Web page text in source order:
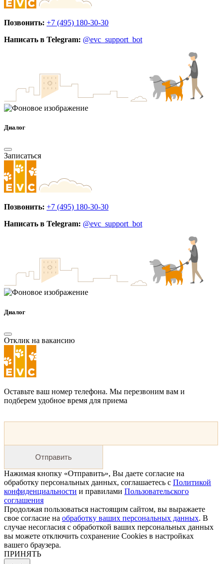
Позвонить: +7 (495) 180-30-30
Написать в Telegram: @evc_support_bot
Диалог
Записаться
Позвонить: +7 (495) 180-30-30
Написать в Telegram: @evc_support_bot
Диалог
Отклик на вакансию
Оставьте ваш номер телефона. Мы перезвоним вам и
подберем удобное время для приема
Отправить
Нажимая кнопку «Отправить», Вы даете согласие на
обработку персональных данных, соглашаетесь с Политикой
конфиденциальности и правилами Пользовательского
соглашения
Продолжая пользоваться настоящим сайтом, вы выражаете
свое согласие на обработку ваших персональных данных. В
случае несогласия с обработкой ваших персональных данных
вы можете отключить сохранение Cookies в настройках
вашего браузера.
ПРИНЯТЬ